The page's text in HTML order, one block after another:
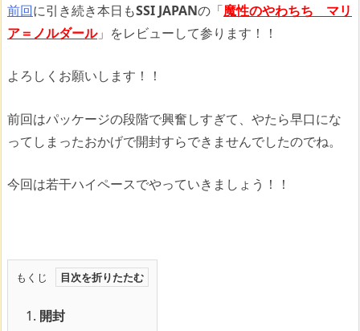
前回に引き続き本日もSSI JAPANの「魔性のやわちち マリ
ア＝ノルダール」をレビューして参ります！！
よろしくお願いします！！
前回はパッケージの段階で興奮しすぎて、やたら早口にな
ってしまったおかげで開封すらできませんでしたのでね。
今回は若干ハイペースでやっていきましょう！！
もくじ
1. 開封